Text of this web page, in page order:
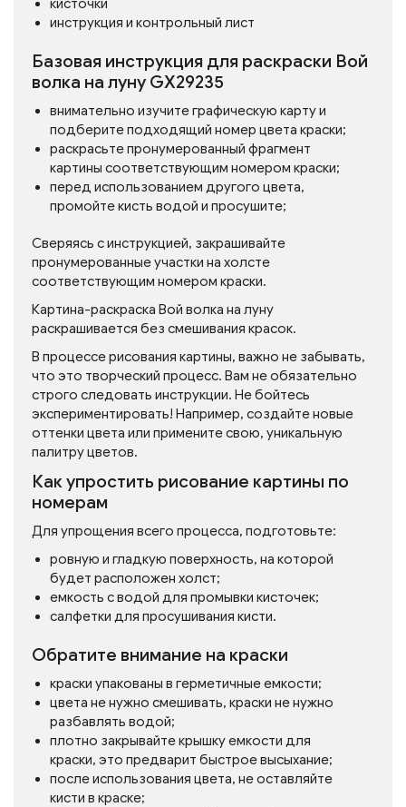
кисточки
инструкция и контрольный лист
Базовая инструкция для раскраски Вой
волка на луну GX29235
внимательно изучите графическую карту и
подберите подходящий номер цвета краски;
раскрасьте пронумерованный фрагмент
картины соответствующим номером краски;
перед использованием другого цвета,
промойте кисть водой и просушите;
Сверяясь с инструкцией, закрашивайте
пронумерованные участки на холсте
соответствующим номером краски.
Картина-раскраска Вой волка на луну
раскрашивается без смешивания красок.
В процессе рисования картины, важно не забывать,
что это творческий процесс. Вам не обязательно
строго следовать инструкции. Не бойтесь
экспериментировать! Например, создайте новые
оттенки цвета или примените свою, уникальную
палитру цветов.
Как упростить рисование картины по
номерам
Для упрощения всего процесса, подготовьте:
ровную и гладкую поверхность, на которой
будет расположен холст;
емкость с водой для промывки кисточек;
салфетки для просушивания кисти.
Обратите внимание на краски
краски упакованы в герметичные емкости;
цвета не нужно смешивать, краски не нужно
разбавлять водой;
плотно закрывайте крышку емкости для
краски, это предварит быстрое высыхание;
после использования цвета, не оставляйте
кисти в краске;